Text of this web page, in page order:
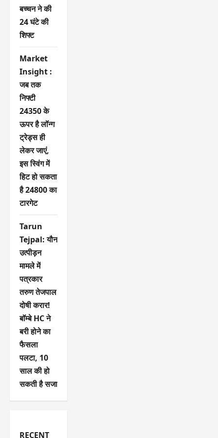
बच्चन ने की
24 घंटे की
शिफ्ट
Market
Insight :
जब तक
निफ्टी
24350 के
ऊपर है लॉन्ग
ट्रेड्स ही
लेकर जाएं,
इस स्विंग में
हिट हो सकता
है 24800 का
टारगेट
Tarun
Tejpal: यौन
उत्पीड़न
मामले में
पत्रकार
तरुण तेजपाल
दोषी करार!
बॉम्बे HC ने
बरी होने का
फैसला
पलटा, 10
साल की हो
सकती है सजा
RECENT